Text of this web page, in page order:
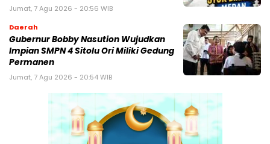
Jumat, 7 Agu 2026 - 20:56 WIB
Daerah
Gubernur Bobby Nasution Wujudkan
Impian SMPN 4 Sitolu Ori Miliki Gedung
Permanen
Jumat, 7 Agu 2026 - 20:54 WIB